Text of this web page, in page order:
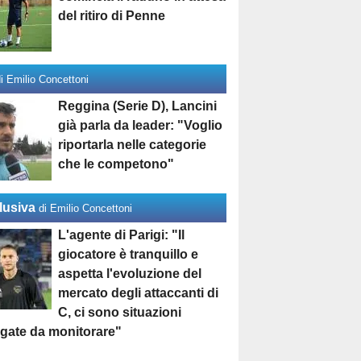
del ritiro di Penne
Emilio Concettoni
Reggina (Serie D), Lancini
già parla da leader: "Voglio
riportarla nelle categorie
che le competono"
di Emilio Concettoni
L'agente di Parigi: "Il
giocatore è tranquillo e
aspetta l'evoluzione del
mercato degli attaccanti di
C, ci sono situazioni
da monitorare"